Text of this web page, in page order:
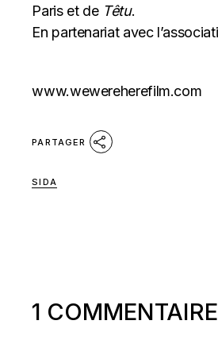
Paris et de Têtu.
En partenariat avec
www.wewereherefilm.com
PARTAGER
SIDA
1 COMMENTAIRE